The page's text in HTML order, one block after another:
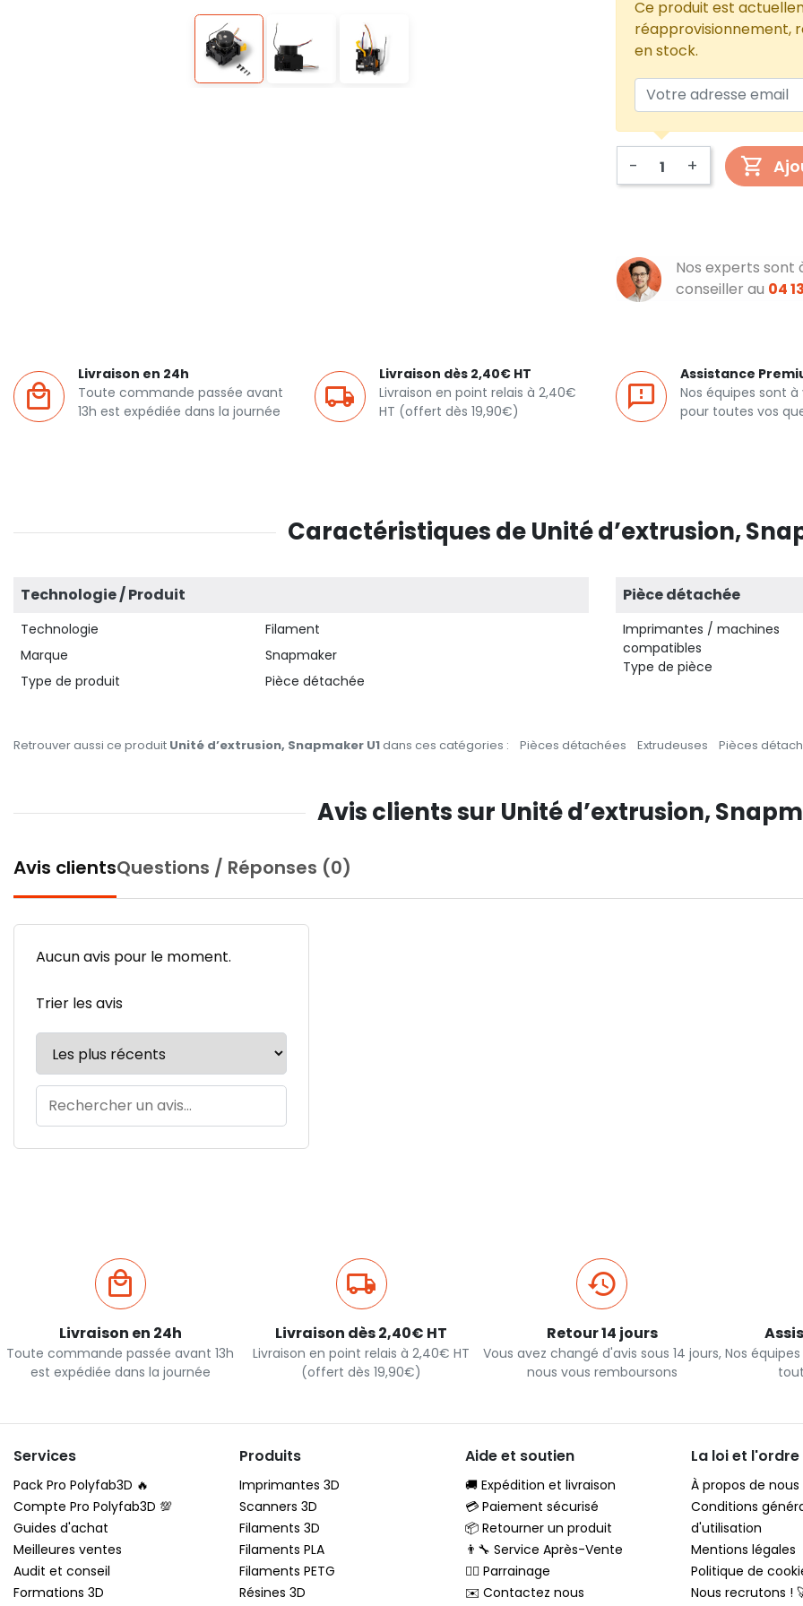
Ce produit est
réapprovisionnement,
en stock.
- +
Nos experts sont
conseiller au 04
Livraison en 24h
Toute commande passée avant
13h est expédiée dans la journée
Livraison dès 2,40€ HT
Livraison en point relais à 2,40€
HT (offert dès 19,90€)
Assistance
Nos équipes sont
pour toutes vos
Caractéristiques de Unité d’extrusion,
Technologie / Produit
Technologie
Filament
Marque
Snapmaker
Type de produit
Pièce détachée
Pièce détachée
Imprimantes / machines
compatibles
Type de pièce
Retrouver aussi ce produit Unité d’extrusion, Snapmaker U1dans ces catégories : Pièces détachées Extrudeuses Pièces
Avis clients sur Unité d’extrusion,
Avis clientsQuestions / Réponses (0)
Aucun avis pour le moment.
Trier les avis
Livraison en 24h
Toute commande passée avant 13h
est expédiée dans la journée
Livraison dès 2,40€ HT
Livraison en point relais à 2,40€ HT
(offert dès 19,90€)
Retour 14 jours
Vous avez changé d'avis sous 14 jours,
nous vous remboursons
Nos
Services
Pack Pro Polyfab3D 🔥
Compte Pro Polyfab3D 💯
Guides d'achat
Meilleures ventes
Audit et conseil
Formations 3D
Produits
Imprimantes 3D
Scanners 3D
Filaments 3D
Filaments PLA
Filaments PETG
Résines 3D
Aide et soutien
🚚 Expédition et livraison
💳 Paiement sécurisé
📦 Retourner un produit
👨‍🔧 Service Après-Vente
🦸‍♂️ Parrainage
✉️ Contactez nous
La loi et l'ordre
À propos de nous
Conditions
d'utilisation
Mentions légales
Politique de
Nous recrutons !